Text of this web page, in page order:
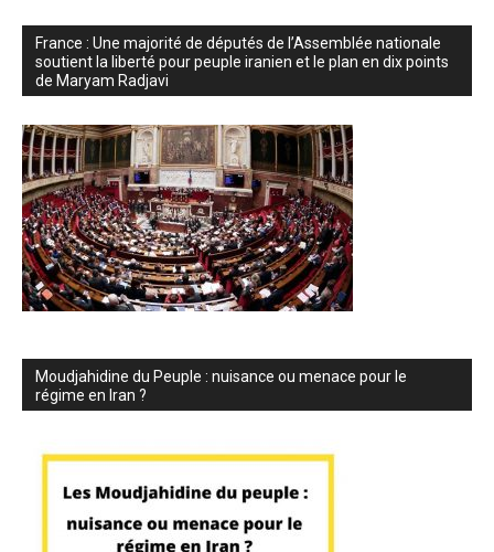
France : Une majorité de députés de l’Assemblée nationale
soutient la liberté pour peuple iranien et le plan en dix points
de Maryam Radjavi
Moudjahidine du Peuple : nuisance ou menace pour le
régime en Iran ?